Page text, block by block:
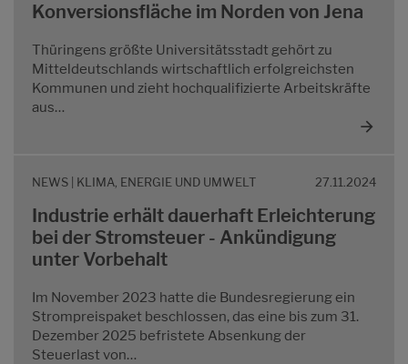
Konversionsfläche im Norden von Jena
Thüringens größte Universitätsstadt gehört zu
Mitteldeutschlands wirtschaftlich erfolgreichsten
Kommunen und zieht hochqualifizierte Arbeitskräfte
aus…
NEWS | KLIMA, ENERGIE UND UMWELT 27.11.2024
Industrie erhält dauerhaft Erleichterung
bei der Stromsteuer - Ankündigung
unter Vorbehalt
Im November 2023 hatte die Bundesregierung ein
Strompreispaket beschlossen, das eine bis zum 31.
Dezember 2025 befristete Absenkung der
Steuerlast von…